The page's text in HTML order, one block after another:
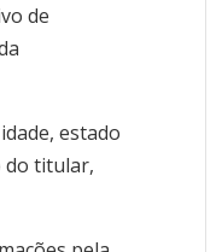
de
estado
do titular,